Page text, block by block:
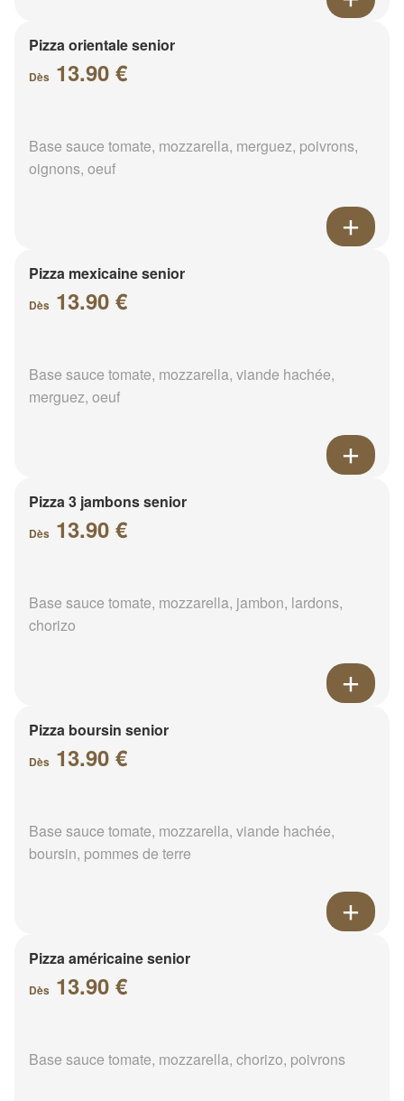
Pizza orientale senior
Dès 13.90 €
Base sauce tomate, mozzarella, merguez, poivrons,
oignons, oeuf
Pizza mexicaine senior
Dès 13.90 €
Base sauce tomate, mozzarella, viande hachée,
merguez, oeuf
Pizza 3 jambons senior
Dès 13.90 €
Base sauce tomate, mozzarella, jambon, lardons,
chorizo
Pizza boursin senior
Dès 13.90 €
Base sauce tomate, mozzarella, viande hachée,
boursin, pommes de terre
Pizza américaine senior
Dès 13.90 €
Base sauce tomate, mozzarella, chorizo, poivrons